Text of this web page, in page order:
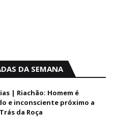
DA SEMANA
| Riachão: Homem é
e inconsciente próximo a
da Roça